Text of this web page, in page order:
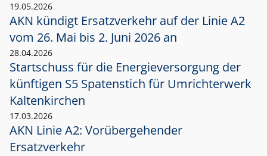
19.05.2026
AKN kündigt Ersatzverkehr auf der Linie A2
vom 26. Mai bis 2. Juni 2026 an
28.04.2026
Startschuss für die Energieversorgung der
künftigen S5 Spatenstich für Umrichterwerk
Kaltenkirchen
17.03.2026
AKN Linie A2: Vorübergehender
Ersatzverkehr